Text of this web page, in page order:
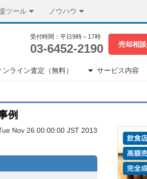
ツール ノウハウ
受付時間：平日9時～17時
03-6452-2190 売却相談
ンライン査定（無料） サービス内容
例
Nov 26 00:00:00 JST 2013